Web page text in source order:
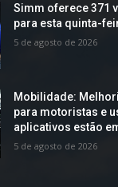
Simm oferece 371
para esta quinta-
5 de agosto de 2026
Mobilidade:
para motoristas e
aplicativos estão
5 de agosto de 2026